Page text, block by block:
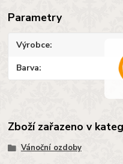
Parametry
Výrobce
Barva
Zboží zařazeno v
Vánoční ozdoby